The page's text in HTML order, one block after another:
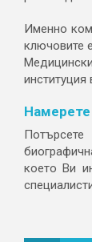
Именно
ключовите
институция
което Ви